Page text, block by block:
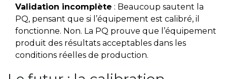
Validation incomplète : Beaucoup sautent la
PQ, pensant que si l’équipement est calibré, il
fonctionne. Non. La PQ prouve que l’équipement
produit des résultats acceptables dans les
conditions réelles de production.